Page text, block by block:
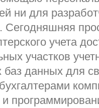
ни для
Сегодняшняя
учета
участков
баз данных для